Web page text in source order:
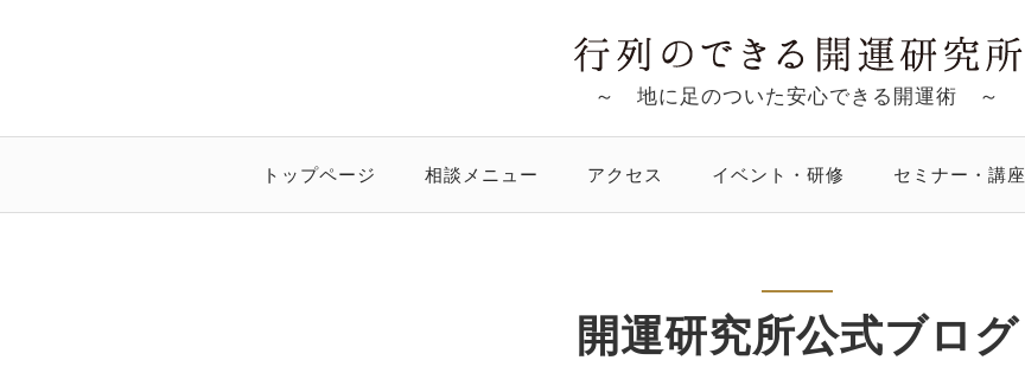
～ 地に足のついた安心できる開運術 ～
トップページ 相談メニュー アクセス イベント・研修 セミナー・講座
開運研究所公式ブログ